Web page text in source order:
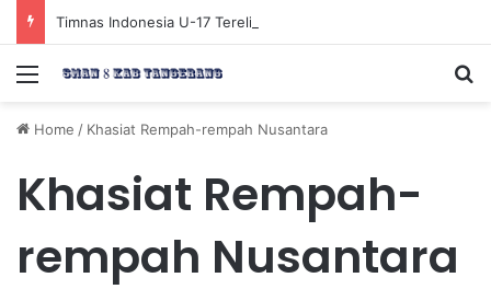
Menu
Home / Khasiat Rempah-rempah Nusantara
Khasiat Rempah-
rempah Nusantara